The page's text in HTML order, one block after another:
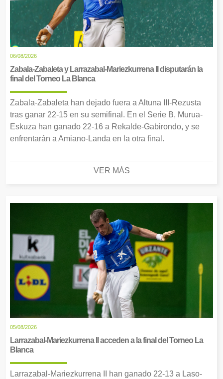
06/08/2026
Zabala-Zabaleta y Larrazabal-Mariezkurrena II disputarán la
final del Torneo La Blanca
Zabala-Zabaleta han dejado fuera a Altuna III-Rezusta
tras ganar 22-15 en su semifinal. En el Serie B, Murua-
Eskuza han ganado 22-16 a Rekalde-Gabirondo, y se
enfrentarán a Amiano-Landa en la otra final.
VER MÁS
05/08/2026
Larrazabal-Mariezkurrena II acceden a la final del Torneo La
Blanca
Larrazabal-Mariezkurrena II han ganado 22-13 a Laso-